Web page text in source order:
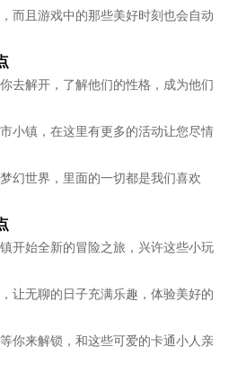
而且游戏中的那些美好时刻也会自动
去解开，了解他们的性格，成为他们
小镇，在这里有更多的活动让您尽情
幻世界，里面的一切都是我们喜欢
开始全新的冒险之旅，兴许这些小玩
让无聊的日子充满乐趣，体验美好的
你来解锁，和这些可爱的卡通小人亲